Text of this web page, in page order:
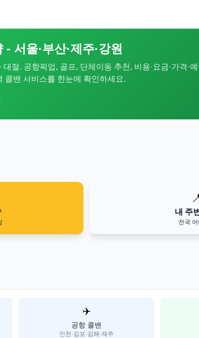
서울·부산·제주·강원
절. 공항픽업, 골프, 단체이동 추천, 비용·요금·가격·예
콜밴 서비스를 한눈에 확인하세요.
내 주
전국
✈️
공항 콜밴
인천·김포·김해·제주